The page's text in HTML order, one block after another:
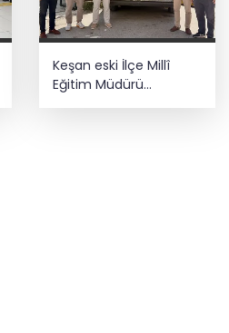
Keşan eski İlçe Millî
Eğitim Müdürü